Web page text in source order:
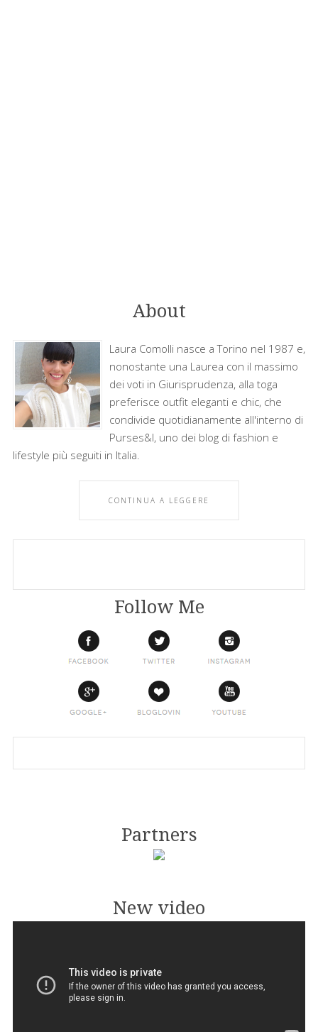
About
Laura Comolli nasce a Torino nel 1987 e,
nonostante una Laurea con il massimo
dei voti in Giurisprudenza, alla toga
preferisce outfit eleganti e chic, che
condivide quotidianamente all'interno di
Purses&I, uno dei blog di fashion e
lifestyle più seguiti in Italia.
CONTINUA A LEGGERE
Follow Me
Partners
New video